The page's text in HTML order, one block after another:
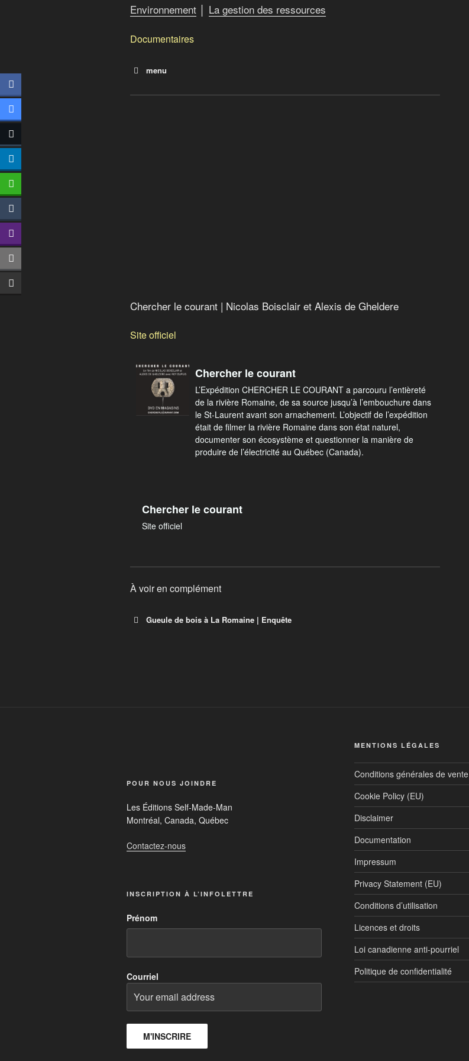
Environnement │ La gestion des ressources
Documentaires
menu
Chercher le courant | Nicolas Boisclair et Alexis de Gheldere
Site officiel
Chercher le courant
L’Expédition CHERCHER LE COURANT a parcouru l’entièreté
de la rivière Romaine, de sa source jusqu’à l’embouchure dans
le St-Laurent avant son arnachement. L’objectif de l’expédition
était de filmer la rivière Romaine dans son état naturel,
documenter son écosystème et questionner la manière de
produire de l’électricité au Québec (Canada).
Chercher le courant
Site officiel
À voir en complément
Gueule de bois à La Romaine | Enquête
POUR NOUS JOINDRE
Les Éditions Self-Made-Man
Montréal, Canada, Québec
Contactez-nous
INSCRIPTION À L’INFOLETTRE
Prénom
Courriel
MENTIONS LÉGALES
Conditions générales de vente
Cookie Policy (EU)
Disclaimer
Documentation
Impressum
Privacy Statement (EU)
Conditions d’utilisation
Licences et droits
Loi canadienne anti-pourriel
Politique de confidentialité